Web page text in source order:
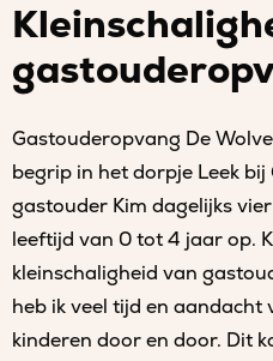
Gastouderopvang De
begrip in het dorpje Leek
gastouder Kim dagelijks
leeftijd van 0 tot 4 jaar op.
kleinschaligheid van
heb ik veel tijd en aandacht
kinderen door en door. Dit